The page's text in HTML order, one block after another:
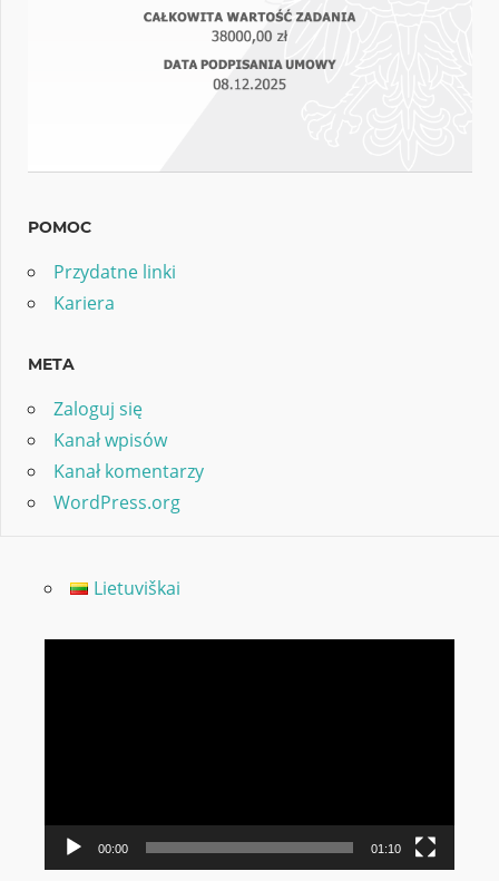
POMOC
Przydatne linki
Kariera
META
Zaloguj się
Kanał wpisów
Kanał komentarzy
WordPress.org
Lietuviškai
00:00 01:10